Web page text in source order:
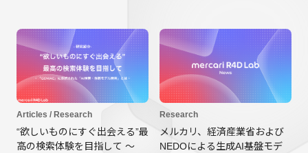
Articles / Research
“欲しいものにすぐ出会える”最
高の検索体験を目指して 〜
Research
メルカリ、経済産業省および
NEDOによる生成AI基盤モデ